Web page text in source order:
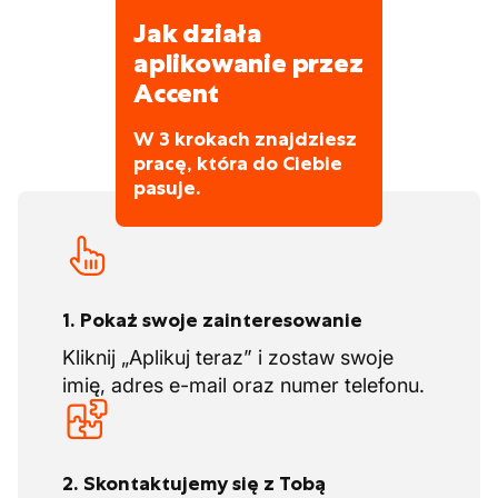
Jak działa
aplikowanie przez
Accent
W 3 krokach znajdziesz
pracę, która do Ciebie
pasuje.
1. Pokaż swoje zainteresowanie
Kliknij „Aplikuj teraz” i zostaw swoje
imię, adres e-mail oraz numer telefonu.
2. Skontaktujemy się z Tobą